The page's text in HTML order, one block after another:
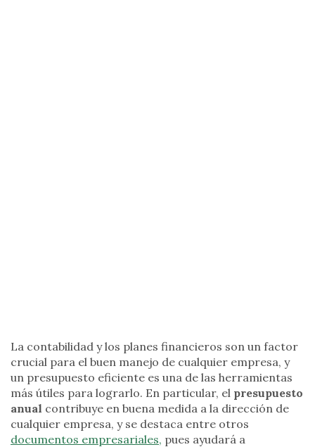
La contabilidad y los planes financieros son un factor
crucial para el buen manejo de cualquier empresa, y
un presupuesto eficiente es una de las herramientas
más útiles para lograrlo. En particular, el presupuesto
anual contribuye en buena medida a la dirección de
cualquier empresa, y se destaca entre otros
documentos empresariales, pues ayudará a